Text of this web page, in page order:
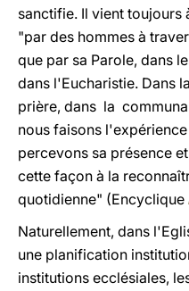
sanctifie. Il vient toujours
"par des hommes à
que par sa Parole, dans
dans l'Eucharistie. Dans
prière, dans la
nous faisons
percevons sa présence
cette façon à la
quotidienne" (Encyclique
Naturellement, dans
une planification
institutions ecclésiales,